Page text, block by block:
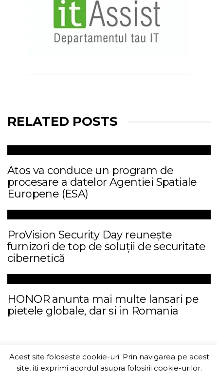
RELATED POSTS
Atos va conduce un program de
procesare a datelor Agentiei Spatiale
Europene (ESA)
ProVision Security Day reunește
furnizori de top de soluții de securitate
cibernetică
HONOR anunta mai multe lansari pe
pietele globale, dar si in Romania
ITChannel
Acest site foloseste cookie-uri. Prin navigarea pe acest
site, iti exprimi acordul asupra folosirii cookie-urilor.